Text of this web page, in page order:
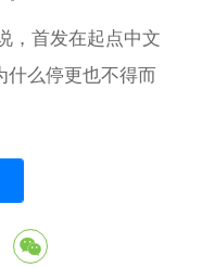
，首发在起点中文
什么停更也不得而